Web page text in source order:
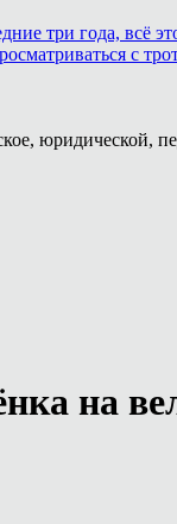
три года,
с
юридической,
на